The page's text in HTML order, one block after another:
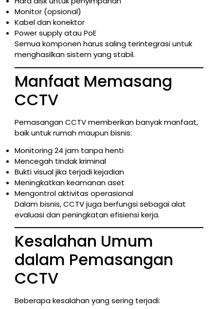
Monitor (opsional)
Kabel dan konektor
Power supply atau PoE
Semua komponen harus saling terintegrasi untuk
menghasilkan sistem yang stabil.
Manfaat Memasang
CCTV
Pemasangan CCTV memberikan banyak manfaat,
baik untuk rumah maupun bisnis:
Monitoring 24 jam tanpa henti
Mencegah tindak kriminal
Bukti visual jika terjadi kejadian
Meningkatkan keamanan aset
Mengontrol aktivitas operasional
Dalam bisnis, CCTV juga berfungsi sebagai alat
evaluasi dan peningkatan efisiensi kerja.
Kesalahan Umum
dalam Pemasangan
CCTV
Beberapa kesalahan yang sering terjadi: